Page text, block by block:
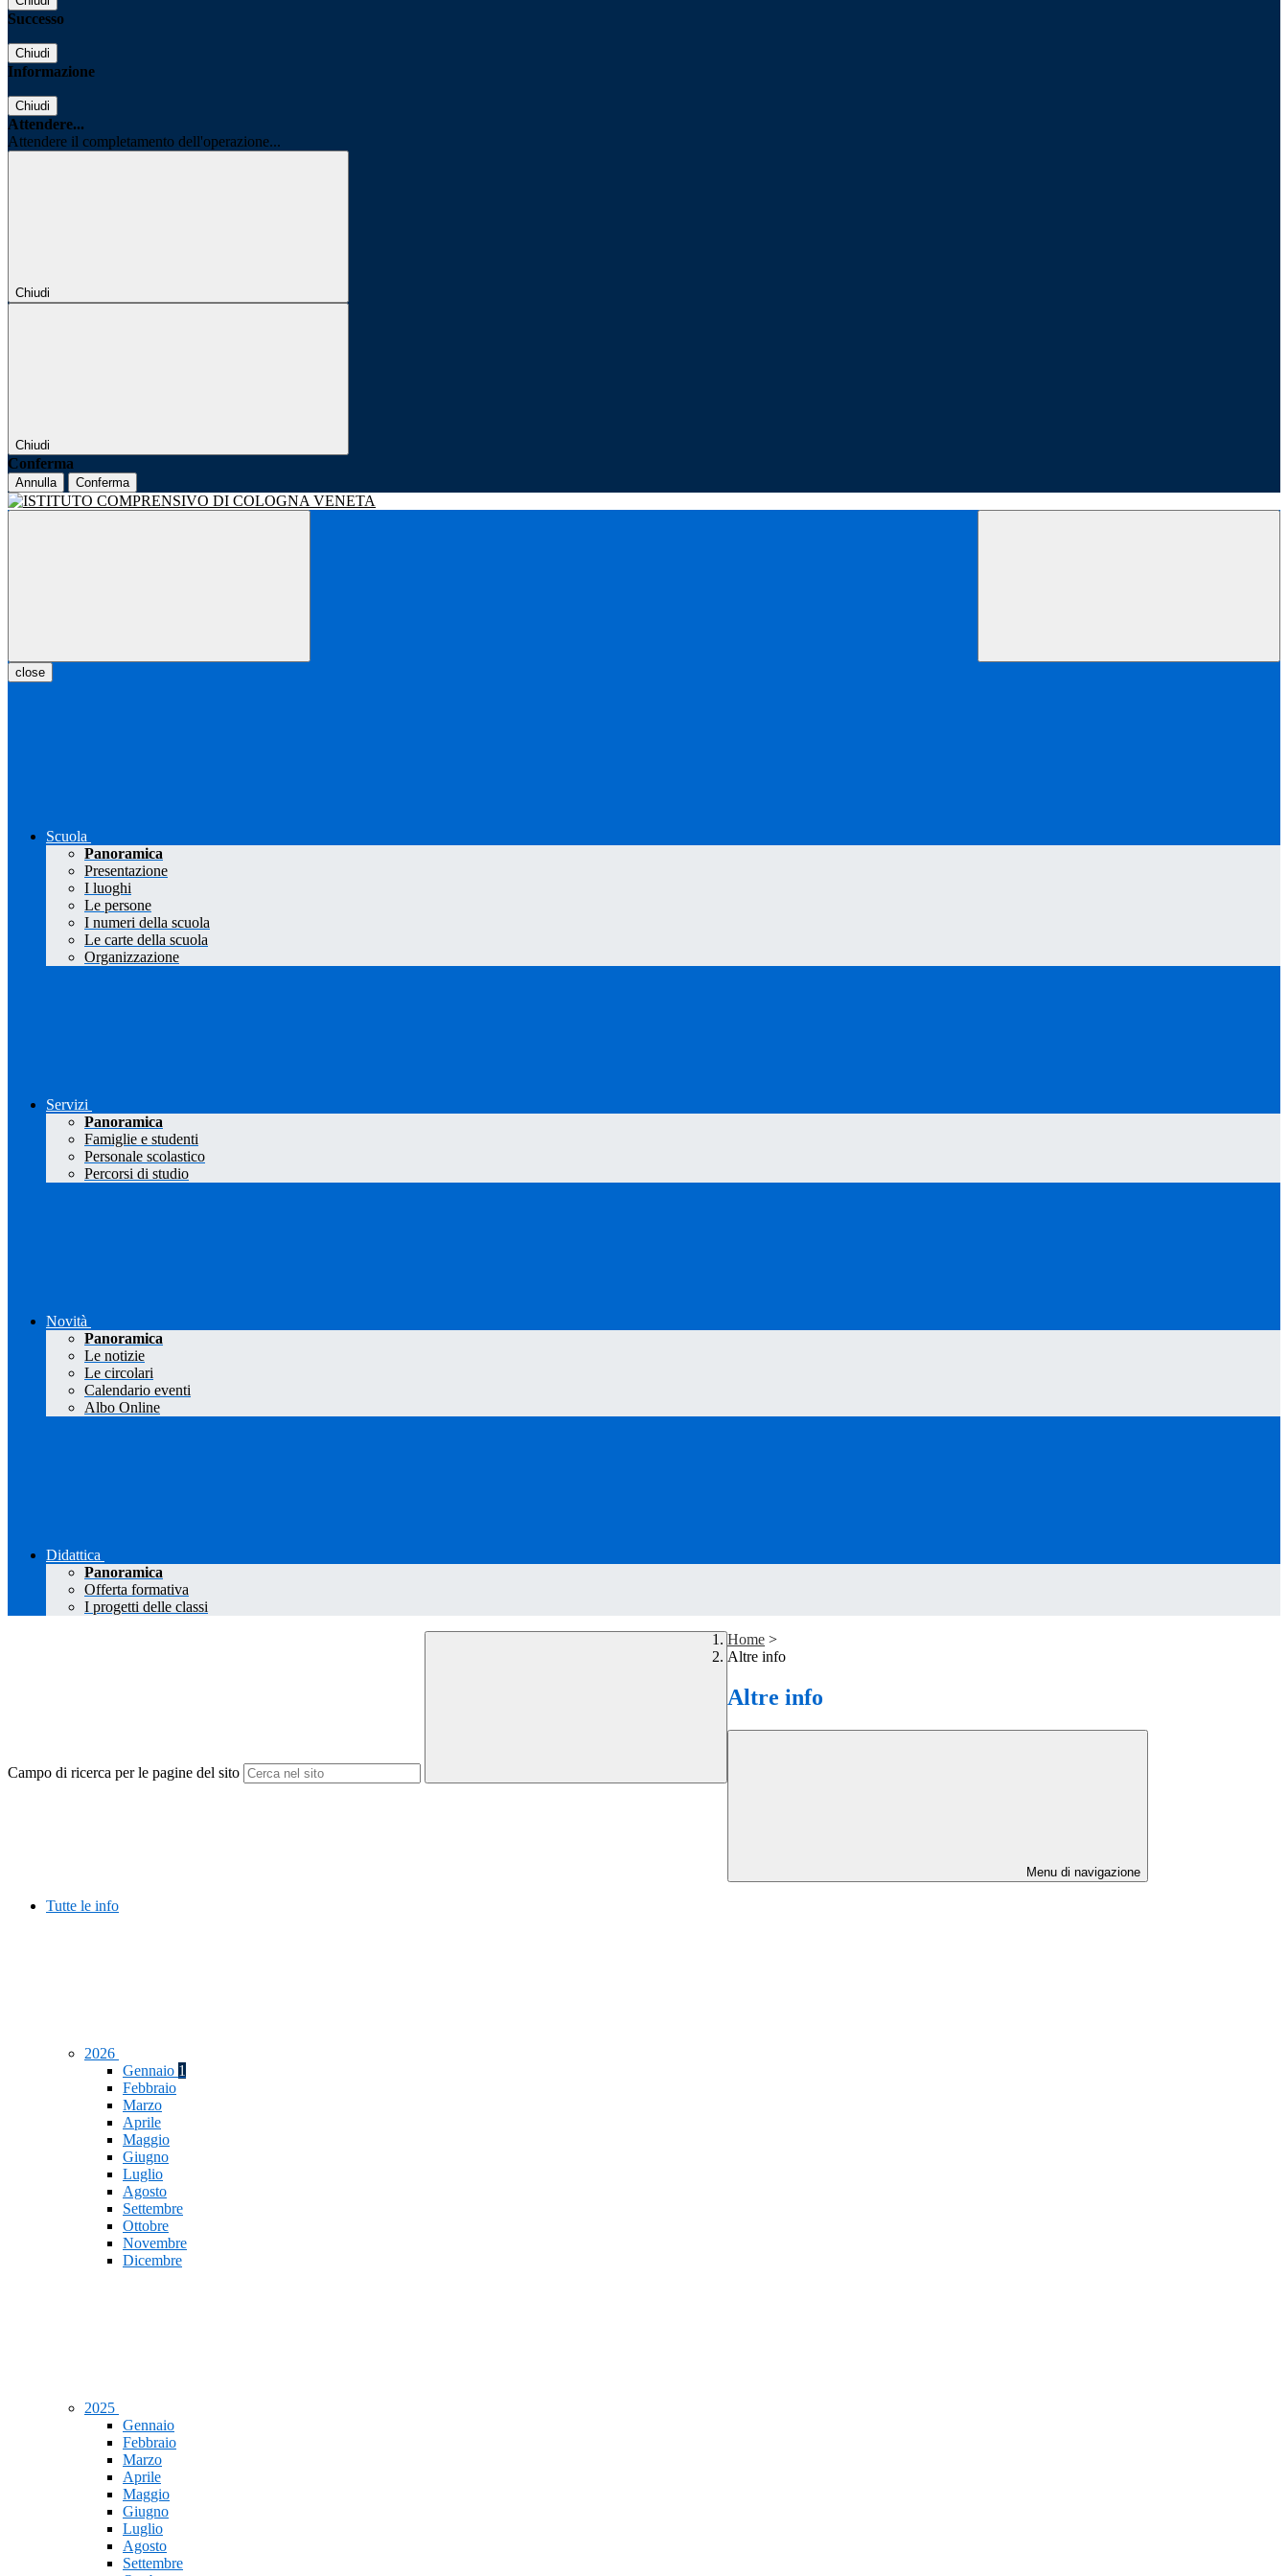
Successo
Chiudi
Informazione
Chiudi
Attendere...
Attendere il completamento dell'operazione...
Chiudi
Chiudi
Conferma
Annulla Conferma
close
Scuola
Panoramica
Presentazione
I luoghi
Le persone
I numeri della scuola
Le carte della scuola
Organizzazione
Servizi
Panoramica
Famiglie e studenti
Personale scolastico
Percorsi di studio
Novità
Panoramica
Le notizie
Le circolari
Calendario eventi
Albo Online
Didattica
Panoramica
Offerta formativa
I progetti delle classi
Campo di ricerca per le pagine del sito
Home >
Altre info
Altre info
Menu di navigazione
Tutte le info
2026
Gennaio 1
Febbraio
Marzo
Aprile
Maggio
Giugno
Luglio
Agosto
Settembre
Ottobre
Novembre
Dicembre
2025
Gennaio
Febbraio
Marzo
Aprile
Maggio
Giugno
Luglio
Agosto
Settembre